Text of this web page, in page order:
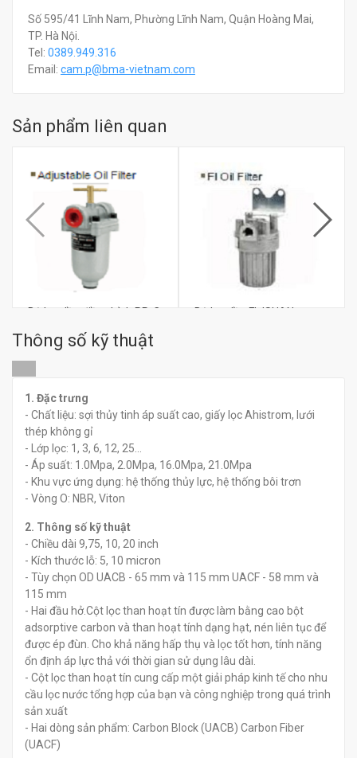
Số 595/41 Lĩnh Nam, Phường Lĩnh Nam, Quận Hoàng Mai,
TP. Hà Nội.
Tel: 0389.949.316
Email: cam.p@bma-vietnam.com
Sản phẩm liên quan
Bộ lọc dầu điều chỉnh PR-C
0 đ
Bộ lọc dầu FL ISHAN
Thông số kỹ thuật
1. Đặc trưng
- Chất liệu: sợi thủy tinh áp suất cao, giấy lọc Ahistrom, lưới
thép không gỉ
- Lớp lọc: 1, 3, 6, 12, 25...
- Áp suất: 1.0Mpa, 2.0Mpa, 16.0Mpa, 21.0Mpa
- Khu vực ứng dụng: hệ thống thủy lực, hệ thống bôi trơn
- Vòng O: NBR, Viton
2. Thông số kỹ thuật
- Chiều dài 9,75, 10, 20 inch
- Kích thước lỗ: 5, 10 micron
- Tùy chọn OD UACB - 65 mm và 115 mm UACF - 58 mm và
115 mm
- Hai đầu hở.Cột lọc than hoạt tín được làm bằng cao bột
adsorptive carbon và than hoạt tính dạng hạt, nén liên tục để
được ép đùn. Cho khả năng hấp thụ và lọc tốt hơn, tính năng
ổn định áp lực thả với thời gian sử dụng lâu dài.
- Cột lọc than hoạt tín cung cấp một giải pháp kinh tế cho nhu
cầu lọc nước tổng hợp của bạn và công nghiệp trong quá trình
sản xuất
- Hai dòng sản phẩm: Carbon Block (UACB) Carbon Fiber
(UACF)